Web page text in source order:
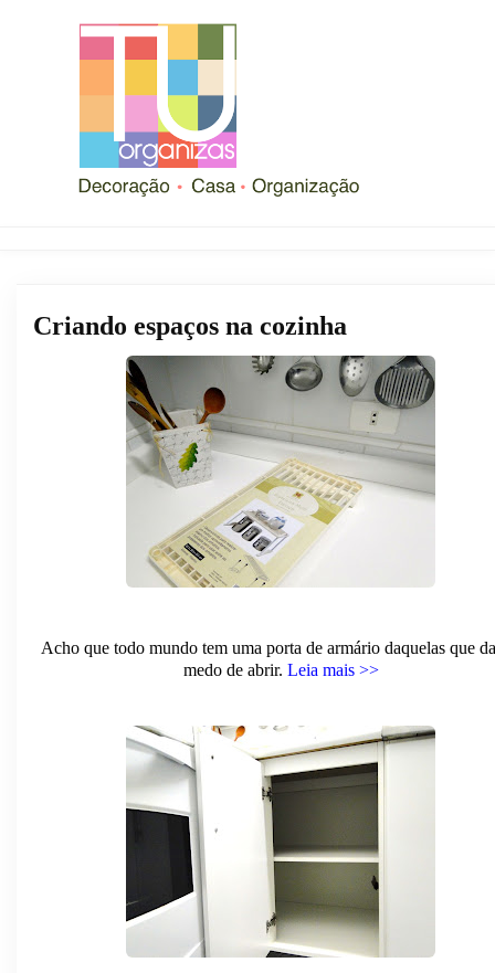
Criando espaços na cozinha
Acho que todo mundo tem uma porta de armário daquelas que
medo de abrir. Leia mais >>